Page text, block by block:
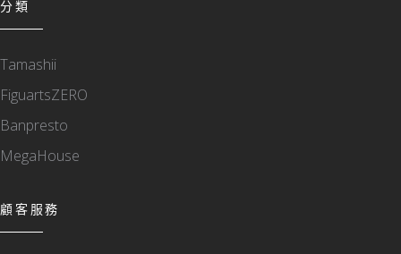
分類
Tamashii
FiguartsZERO
Banpresto
MegaHouse
顧客服務